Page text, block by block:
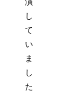
し
て
い
ま
し
た